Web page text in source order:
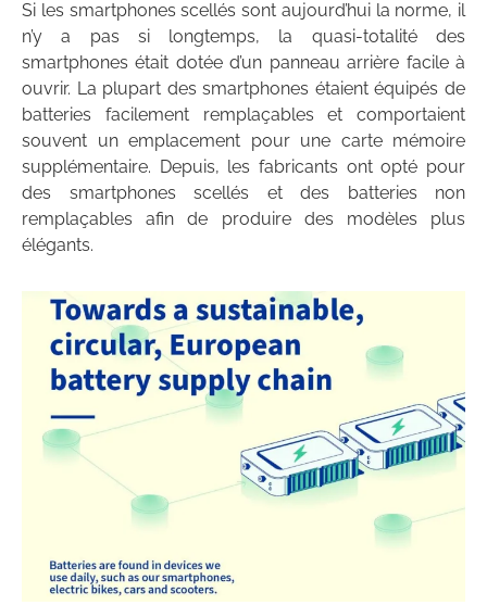
Si les smartphones scellés sont aujourd’hui la norme, il
n’y a pas si longtemps, la quasi-totalité des
smartphones était dotée d’un panneau arrière facile à
ouvrir. La plupart des smartphones étaient équipés de
batteries facilement remplaçables et comportaient
souvent un emplacement pour une carte mémoire
supplémentaire. Depuis, les fabricants ont opté pour
des smartphones scellés et des batteries non
remplaçables afin de produire des modèles plus
élégants.